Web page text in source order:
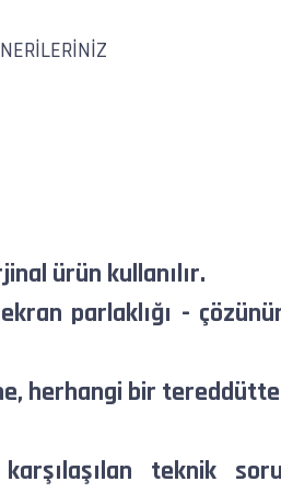
ürün kullanılır.
parlaklığı -
herhangi bir
teknik